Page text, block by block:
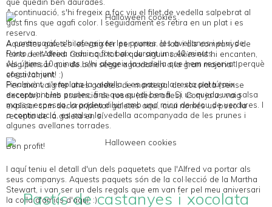
A continuació, s'hi fregeix a foc viu el filet de vedella salpebrat al
gust fins que agafi color. I seguidament es retira en un plat i es
reserva.
A continuació, s'hi afegeixen les prunes, les avellanes i el vi de
Porto, i es deixa reduir a foc baix durant uns 40 minuts.
Als últims 10 minuts, s'hi afegeix la vedella que hem reservat perquè
cogui tot junt.
Finalment, s'emplata la vedella, i es passa la resta pel túrmix
exceptuant les prunes, fins que quedi ben fi. Si us queda una salsa
massa espessa, la podeu diluir amb una mica de brou de verdures. I
a continuació, es salsa la vedella acompanyada de les prunes i
algunes avellanes torrades.
Bon profit!
Aquestes galetes les vaig fer per portar al lab i als companys de
feina de l'Alfred. Com aquí tot el que siguincookiesels hi encanten,
vaig pensar que de ben segur agradarien a la gran majoria. I
efectivament! :)
Per això vaig fer unes galetes de mantega: de xocolata (sense
decorar) i amb essència de roses (decorades). Com ja us vaig
explicar com decorar/pintar galetesaquí, avui només us poso la
recepta de la galeta en sí.
I aquí teniu el detall d'un dels paquetets que l'Alfred va portar als
seus companys. Aquests paquets són de la col·lecció de la Martha
Stewart , i van ser un dels regals que em van fer pel meu aniversari
la colla d'amics d'aquí. :)
Pastís de castanyes i xocolata